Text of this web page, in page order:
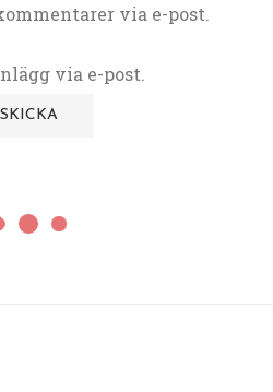
via e-post.
via e-post.